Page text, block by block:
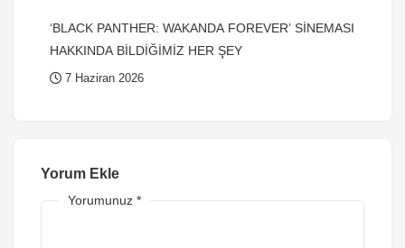
‘BLACK PANTHER: WAKANDA FOREVER’ SİNEMASI
HAKKINDA BİLDİĞİMİZ HER ŞEY
7 Haziran 2026
Yorum Ekle
Yorumunuz *